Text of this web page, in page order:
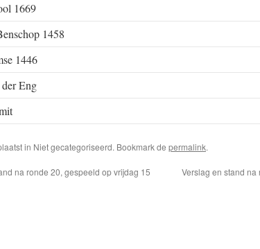
1669
1458
1446
Eng
in Niet gecategoriseerd. Bookmark de permalink.
na ronde 20, gespeeld op vrijdag 15
Verslag en stand